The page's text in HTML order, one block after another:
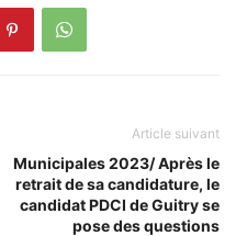
Article suivant
Municipales 2023/ Après le
retrait de sa candidature, le
candidat PDCI de Guitry se
pose des questions